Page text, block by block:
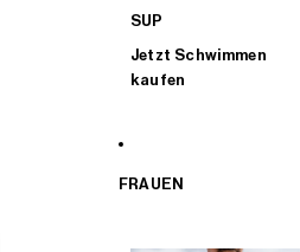
SUP
Jetzt Schwimmen
kaufen
FRAUEN